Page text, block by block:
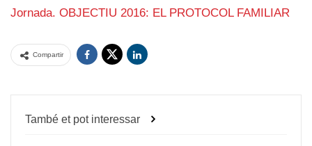
Jornada. OBJECTIU 2016: EL PROTOCOL FAMILIAR
Compartir
També et pot interessar